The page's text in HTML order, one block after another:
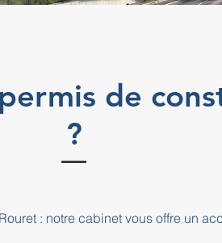
de
?
: notre cabinet vous offre un